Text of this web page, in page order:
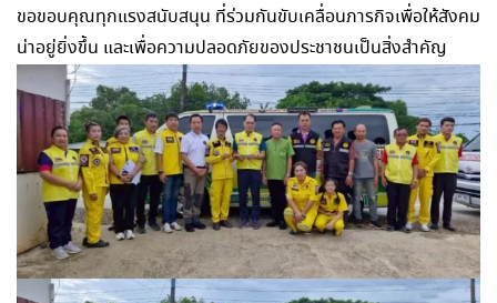
ขอขอบคุณทุกแรงสนับสนุน ที่ร่วมกันขับเคลื่อนภารกิจเพื่อให้สังคม
น่าอยู่ยิ่งขึ้น และเพื่อความปลอดภัยของประชาชนเป็นสิ่งสำคัญ